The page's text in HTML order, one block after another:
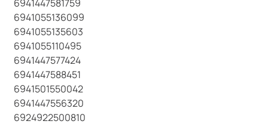
6941447581759
6941055136099
6941055135603
6941055110495
6941447577424
6941447588451
6941501550042
6941447556320
6924922500810